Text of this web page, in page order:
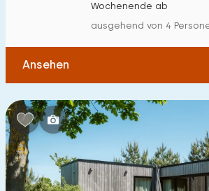
Wochenende ab
ausgehend von 4
Ansehen